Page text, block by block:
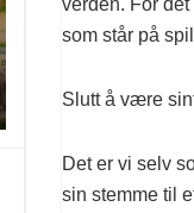
som står på
Slutt å være
Det er vi selv
sin stemme til